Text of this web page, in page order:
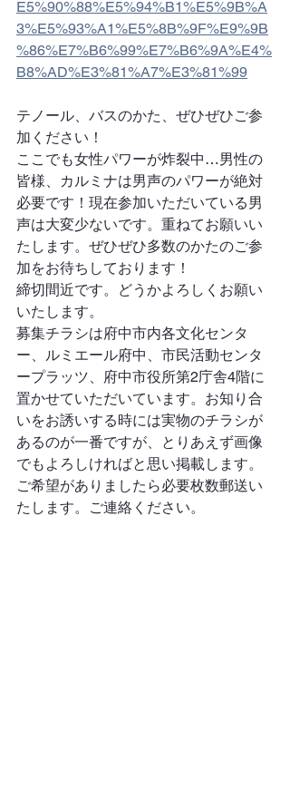
E5%90%88%E5%94%B1%E5%9B%A
3%E5%93%A1%E5%8B%9F%E9%9B
%86%E7%B6%99%E7%B6%9A%E4%
B8%AD%E3%81%A7%E3%81%99
テノール、バスのかた、ぜひぜひご参
加ください！
ここでも女性パワーが炸裂中…男性の
皆様、カルミナは男声のパワーが絶対
必要です！現在参加いただいている男
声は大変少ないです。重ねてお願いい
たします。ぜひぜひ多数のかたのご参
加をお待ちしております！
締切間近です。どうかよろしくお願い
いたします。
募集チラシは府中市内各文化センタ
ー、ルミエール府中、市民活動センタ
ープラッツ、府中市役所第2庁舎4階に
置かせていただいています。お知り合
いをお誘いする時には実物のチラシが
あるのが一番ですが、とりあえず画像
でもよろしければと思い掲載します。
ご希望がありましたら必要枚数郵送い
たします。ご連絡ください。